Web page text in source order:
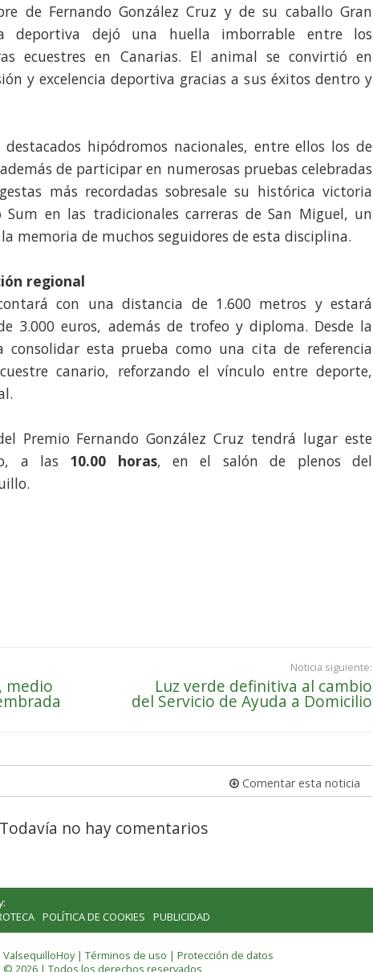
de Fernando González Cruz y de su caballo Gran
deportiva dejó una huella imborrable entre los
ecuestres en Canarias. El animal se convirtió en
y excelencia deportiva gracias a sus éxitos dentro y
hipódromos nacionales, entre ellos los de
de participar en numerosas pruebas celebradas
más recordadas sobresale su histórica victoria
en las tradicionales carreras de San Miguel, un
memoria de muchos seguidores de esta disciplina.
regional
con una distancia de 1.600 metros y estará
3.000 euros, además de trofeo y diploma. Desde la
consolidar esta prueba como una cita de referencia
canario, reforzando el vínculo entre deporte,
Premio Fernando González Cruz tendrá lugar este
a las 10.00 horas, en el salón de plenos del
medio
Noticia siguiente:
Luz verde definitiva al cambio
del Servicio de Ayuda a Domicilio
Comentar esta noticia
Todavía no hay comentarios
POLÍTICA DE COOKIES PUBLICIDAD
ValsequilloHoy | Términos de uso | Protección de datos
© 2026 | Todos los derechos reservados